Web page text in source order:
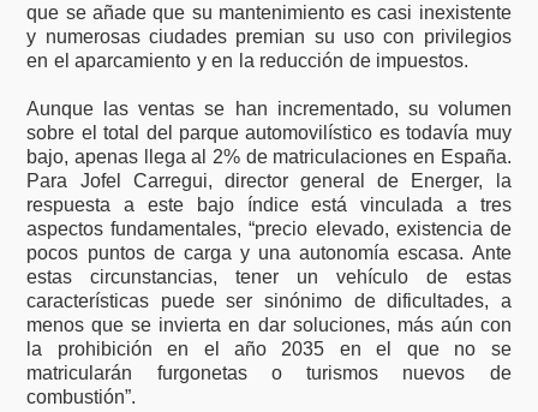
que se añade que su mantenimiento es casi inexistente
y numerosas ciudades premian su uso con privilegios
en el aparcamiento y en la reducción de impuestos.
Aunque las ventas se han incrementado, su volumen
sobre el total del parque automovilístico es todavía muy
bajo, apenas llega al 2% de matriculaciones en España.
Para Jofel Carregui, director general de Energer, la
respuesta a este bajo índice está vinculada a tres
aspectos fundamentales, “precio elevado, existencia de
pocos puntos de carga y una autonomía escasa. Ante
estas circunstancias, tener un vehículo de estas
características puede ser sinónimo de dificultades, a
menos que se invierta en dar soluciones, más aún con
la prohibición en el año 2035 en el que no se
matricularán furgonetas o turismos nuevos de
combustión”.